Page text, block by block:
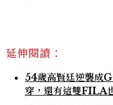
延伸閱讀：
54歲高賢廷逆襲成
穿，還有這雙FILA